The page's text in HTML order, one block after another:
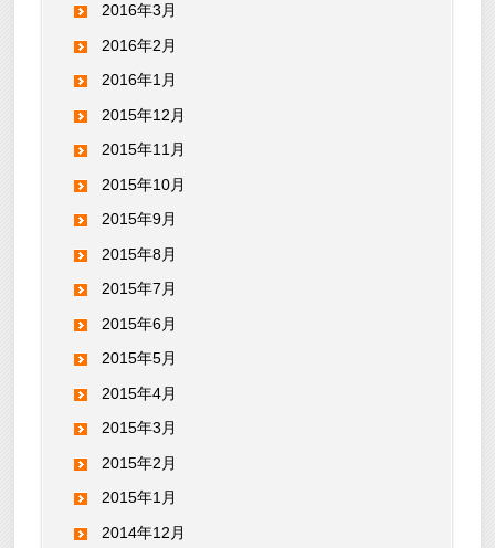
2016年3月
2016年2月
2016年1月
2015年12月
2015年11月
2015年10月
2015年9月
2015年8月
2015年7月
2015年6月
2015年5月
2015年4月
2015年3月
2015年2月
2015年1月
2014年12月